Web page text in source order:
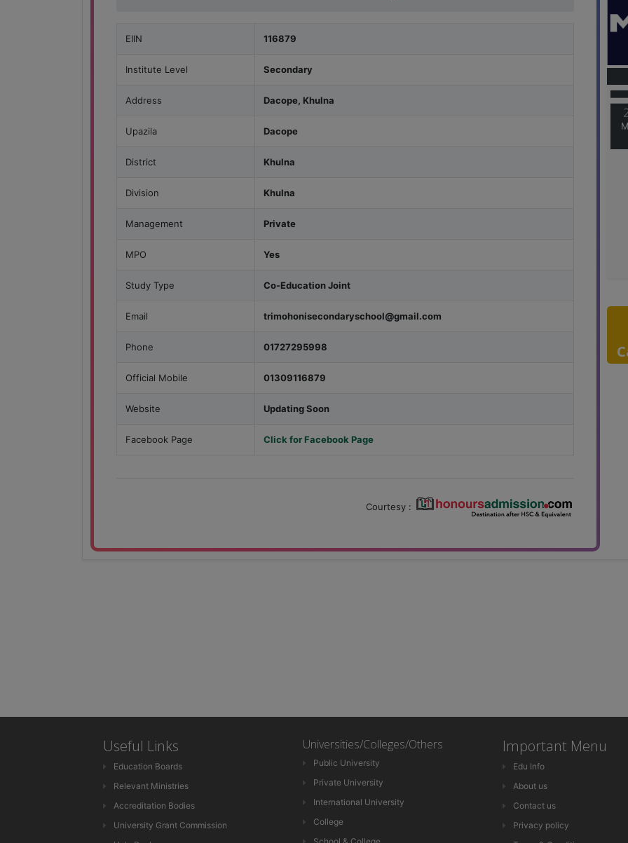
EIIN 116879
Institute Level Secondary
Address Dacope, Khulna
Upazila Dacope
District Khulna
Division Khulna
Management Private
MPO Yes
Study Type Co-Education Joint
Email trimohonisecondaryschool@gmail.com
Phone 01727295998
Official Mobile 01309116879
Website Updating Soon
Facebook Page Click for Facebook Page
Courtesy :
Useful Links
Education Boards
Relevant Ministries
Accreditation Bodies
University Grant Commission
Universities/Colleges/Others
Public University
Private University
International University
College
Important Menu
Edu Info
About us
Contact us
Privacy policy